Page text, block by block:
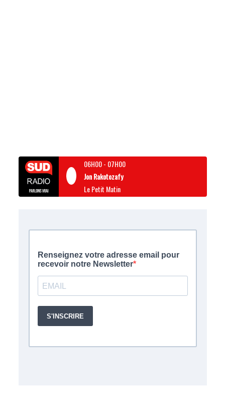
06H00- 07H00
Jon Rakotozafy
Le Petit Matin